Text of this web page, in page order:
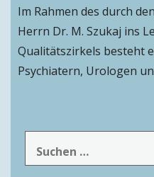
Im Rahmen des durch
Herrn Dr. M. Szukaj ins
Qualitätszirkels besteht
Psychiatern, Urologen